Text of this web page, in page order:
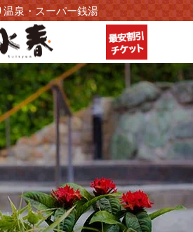
泉・スーパー銭湯